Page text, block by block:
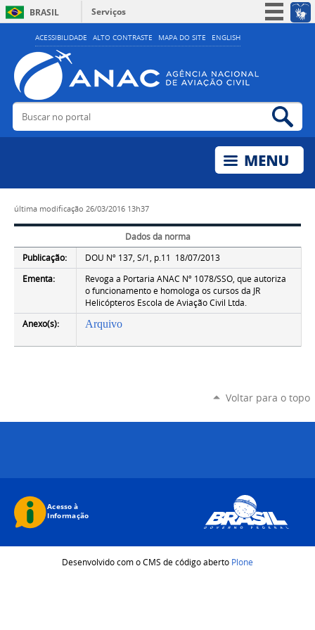
ACESSIBILIDADE ALTO CONTRASTE MAPA DO SITE ENGLISH
BRASIL
Serviços
Simplifique!
Acesso à informação
Legislação
Buscar no portal
última modificação 26/03/2016 13h37
Dados da norma
Publicação:
DOU Nº 137, S/1, p.11 18/07/2013
Ementa:
Revoga a Portaria ANAC Nº 1078/SSO, que autoriza
o funcionamento e homologa os cursos da JR
Helicópteros Escola de Aviação Civil Ltda.
Anexo(s):
Arquivo
Voltar para o topo
Desenvolvido com o CMS de código aberto Plone